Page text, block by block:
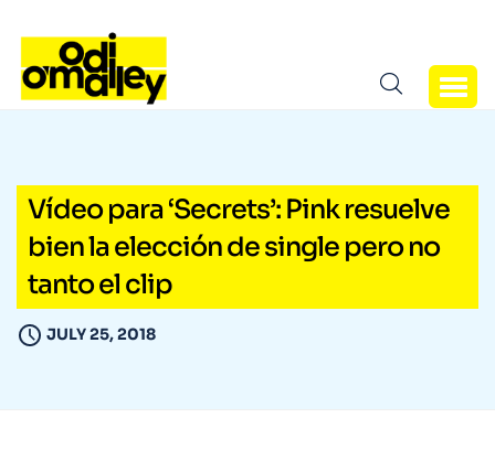
Vídeo para ‘Secrets’: Pink resuelve
bien la elección de single pero no
tanto el clip
JULY 25, 2018